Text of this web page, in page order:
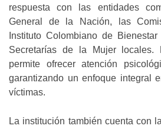
respuesta con las entidades
General de la Nación, las
Instituto Colombiano de
Secretarías de la Mujer locales.
permite ofrecer atención
garantizando un enfoque integral
víctimas.
La institución también cuenta con la